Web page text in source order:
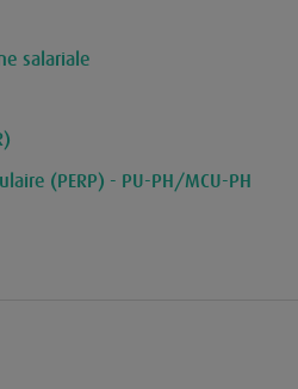
salariale
(PERP) - PU-PH/MCU-PH